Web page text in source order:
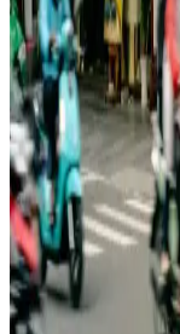
Tonny Black kadın
Monica kaban ve
en iyi seçimi
Kadın Siyah
Fonksiyonelliğin
Şık ve fonksiyonel
malzemeleri ve
dayanıklı tasarımıyla
Kadınlar İçin
İpuçları Günlük